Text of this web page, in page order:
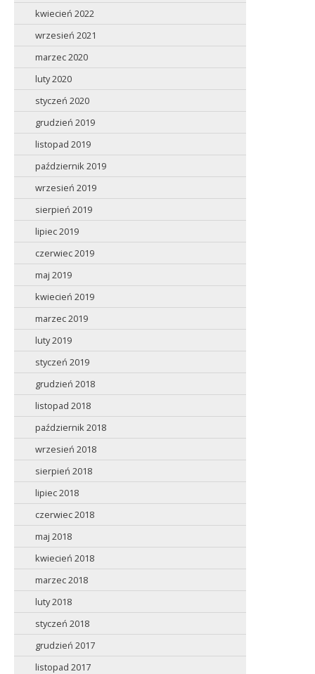
kwiecień 2022
wrzesień 2021
marzec 2020
luty 2020
styczeń 2020
grudzień 2019
listopad 2019
październik 2019
wrzesień 2019
sierpień 2019
lipiec 2019
czerwiec 2019
maj 2019
kwiecień 2019
marzec 2019
luty 2019
styczeń 2019
grudzień 2018
listopad 2018
październik 2018
wrzesień 2018
sierpień 2018
lipiec 2018
czerwiec 2018
maj 2018
kwiecień 2018
marzec 2018
luty 2018
styczeń 2018
grudzień 2017
listopad 2017